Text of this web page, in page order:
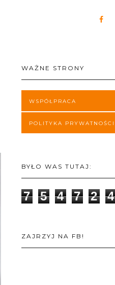
WAŻNE STRONY
WSPÓŁPRACA
POLITYKA PRYWATNOŚCI
BYŁO WAS TUTAJ:
7 5 4 7 2 4
ZAJRZYJ NA FB!